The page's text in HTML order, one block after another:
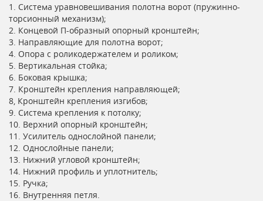
1. Система уравновешивания полотна ворот (пружинно-
торсионный механизм);
2. Концевой П-образный опорный кронштейн;
3. Направляющие для полотна ворот;
4. Опора с роликодержателем и роликом;
5. Вертикальная стойка;
6. Боковая крышка;
7. Кронштейн крепления направляющей;
8, Кронштейн крепления изгибов;
9. Система крепления к потолку;
10. Верхний опорный кронштейн;
11. Усилитель однослойной панели;
12. Однослойные панели;
13. Нижний угловой кронштейн;
14. Нижний профиль и уплотнитель;
15. Ручка;
16. Внутренняя петля.